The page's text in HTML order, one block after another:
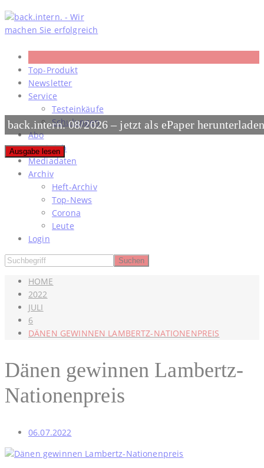
Skip
to
content
Top-Produkt
Newsletter
Service
Testeinkäufe
Schulungen
Abo
#meinjob
Mediadaten
Archiv
Heft-Archiv
Top-News
Corona
Leute
Login
HOME
2022
JULI
6
DÄNEN GEWINNEN LAMBERTZ-NATIONENPREIS
Dänen gewinnen Lambertz-
Nationenpreis
06.07.2022
back.intern. 08/2026 – jetzt als ePaper herunterladen
Ausgabe lesen